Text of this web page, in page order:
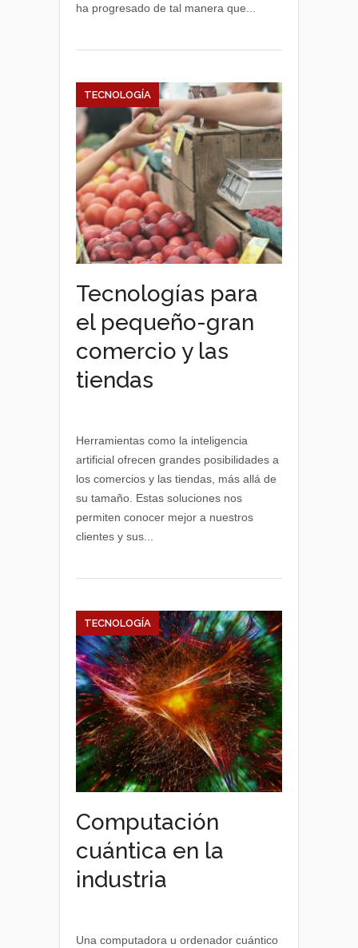
ha progresado de tal manera que...
TECNOLOGÍA
Tecnologías para
el pequeño-gran
comercio y las
tiendas
Herramientas como la inteligencia
artificial ofrecen grandes posibilidades a
los comercios y las tiendas, más allá de
su tamaño. Estas soluciones nos
permiten conocer mejor a nuestros
clientes y sus...
TECNOLOGÍA
Computación
cuántica en la
industria
Una computadora u ordenador cuántico